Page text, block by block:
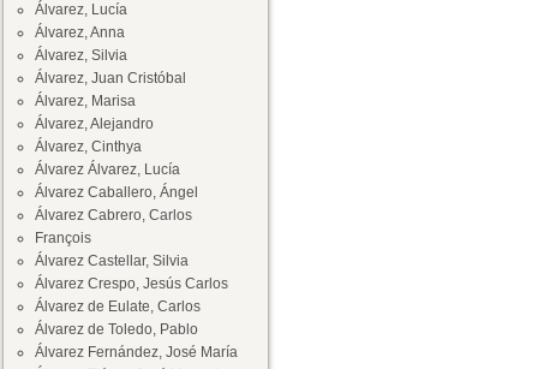
Álvarez, Lucía
Álvarez, Anna
Álvarez, Silvia
Álvarez, Juan Cristóbal
Álvarez, Marisa
Álvarez, Alejandro
Álvarez, Cinthya
Álvarez Álvarez, Lucía
Álvarez Caballero, Ángel
Álvarez Cabrero, Carlos
François
Álvarez Castellar, Silvia
Álvarez Crespo, Jesús Carlos
Álvarez de Eulate, Carlos
Álvarez de Toledo, Pablo
Álvarez Fernández, José María